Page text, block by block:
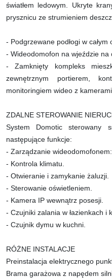
światłem ledowym. Ukryte
prysznicu ze strumieniem
- Podgrzewane podłogi w całym
- Wideodomofon na wjeździe na
- Zamknięty kompleks
zewnętrznym portierem,
monitoringiem wideo z
ZDALNE STEROWANIE
System Domotic sterowany
następujące funkcje:
- Zarządzanie
- Kontrola klimatu.
- Otwieranie i zamykanie żaluzji.
- Sterowanie oświetleniem.
- Kamera IP wewnątrz posesji.
- Czujniki zalania w łazienkach i
- Czujnik dymu w kuchni.
RÓŻNE INSTALACJE
Preinstalacja elektrycznego
Brama garażowa z napędem